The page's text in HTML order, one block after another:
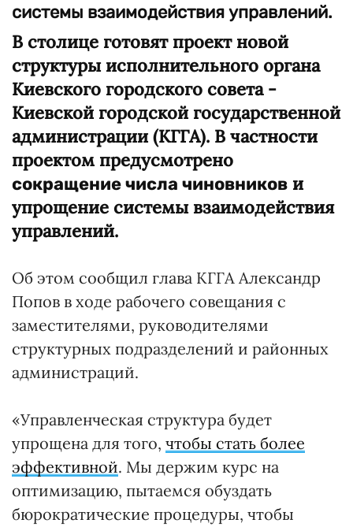
системы взаимодействия управлений.
В столице готовят проект новой
структуры исполнительного органа
Киевского городского совета -
Киевской городской государственной
администрации (КГГА). В частности
проектом предусмотрено
сокращение числа чиновников и
упрощение системы взаимодействия
управлений.
Об этом сообщил глава КГГА Александр
Попов в ходе рабочего совещания с
заместителями, руководителями
структурных подразделений и районных
администраций.
«Управленческая структура будет
упрощена для того, чтобы стать более
эффективной. Мы держим курс на
оптимизацию, пытаемся обуздать
бюрократические процедуры, чтобы